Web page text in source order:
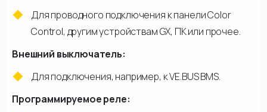
Для проводного подключения к панели Color
Control, другим устройствам GX, ПК или прочее.
Внешний выключатель:
Для подключения, например, к VE.BUS BMS.
Программируемое реле: